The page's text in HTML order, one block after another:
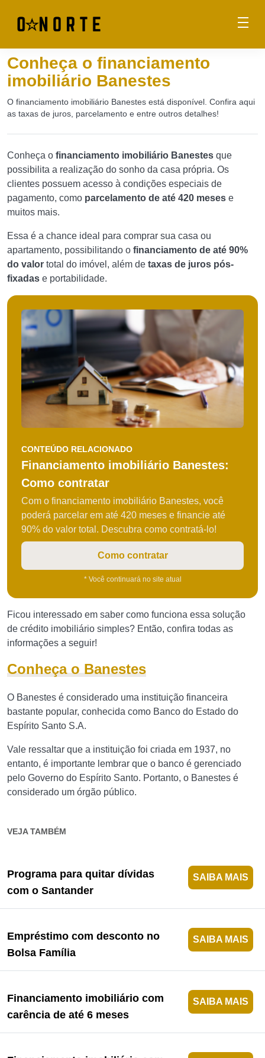
Conheça o financiamento
imobiliário Banestes
O financiamento imobiliário Banestes está disponível. Confira aqui
as taxas de juros, parcelamento e entre outros detalhes!
Conheça o financiamento imobiliário Banestes que
possibilita a realização do sonho da casa própria. Os
clientes possuem acesso à condições especiais de
pagamento, como parcelamento de até 420 meses e
muitos mais.
Essa é a chance ideal para comprar sua casa ou
apartamento, possibilitando o financiamento de até 90%
do valor total do imóvel, além de taxas de juros pós-
fixadas e portabilidade.
CONTEÚDO RELACIONADO
Financiamento imobiliário Banestes:
Como contratar
Com o financiamento imobiliário Banestes, você
poderá parcelar em até 420 meses e financie até
90% do valor total. Descubra como contratá-lo!
Como contratar
* Você continuará no site atual
Ficou interessado em saber como funciona essa solução
de crédito imobiliário simples? Então, confira todas as
informações a seguir!
Conheça o Banestes
O Banestes é considerado uma instituição financeira
bastante popular, conhecida como Banco do Estado do
Espírito Santo S.A.
Vale ressaltar que a instituição foi criada em 1937, no
entanto, é importante lembrar que o banco é gerenciado
pelo Governo do Espírito Santo. Portanto, o Banestes é
considerado um órgão público.
VEJA TAMBÉM
Programa para quitar dívidas
com o Santander
SAIBA MAIS
Empréstimo com desconto no
Bolsa Família
SAIBA MAIS
Financiamento imobiliário com
carência de até 6 meses
SAIBA MAIS